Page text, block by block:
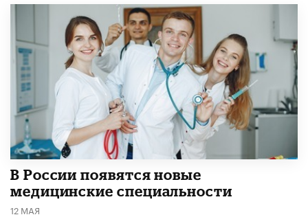
В России появятся новые
медицинские специальности
12 МАЯ